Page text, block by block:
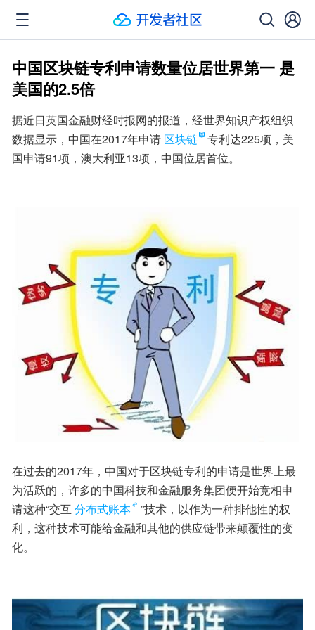
中国区块链专利申请数量位居世界第一 是
美国的2.5倍
据近日英国金融财经时报网的报道，经世界知识产权组织
数据显示，中国在2017年申请 区块链
专利达225项，美
国申请91项，澳大利亚13项，中国位居首位。
在过去的2017年，中国对于区块链专利的申请是世界上最
为活跃的，许多的中国科技和金融服务集团便开始竞相申
请这种“交互 分布式账本
”技术，以作为一种排他性的权
利，这种技术可能给金融和其他的供应链带来颠覆性的变
化。